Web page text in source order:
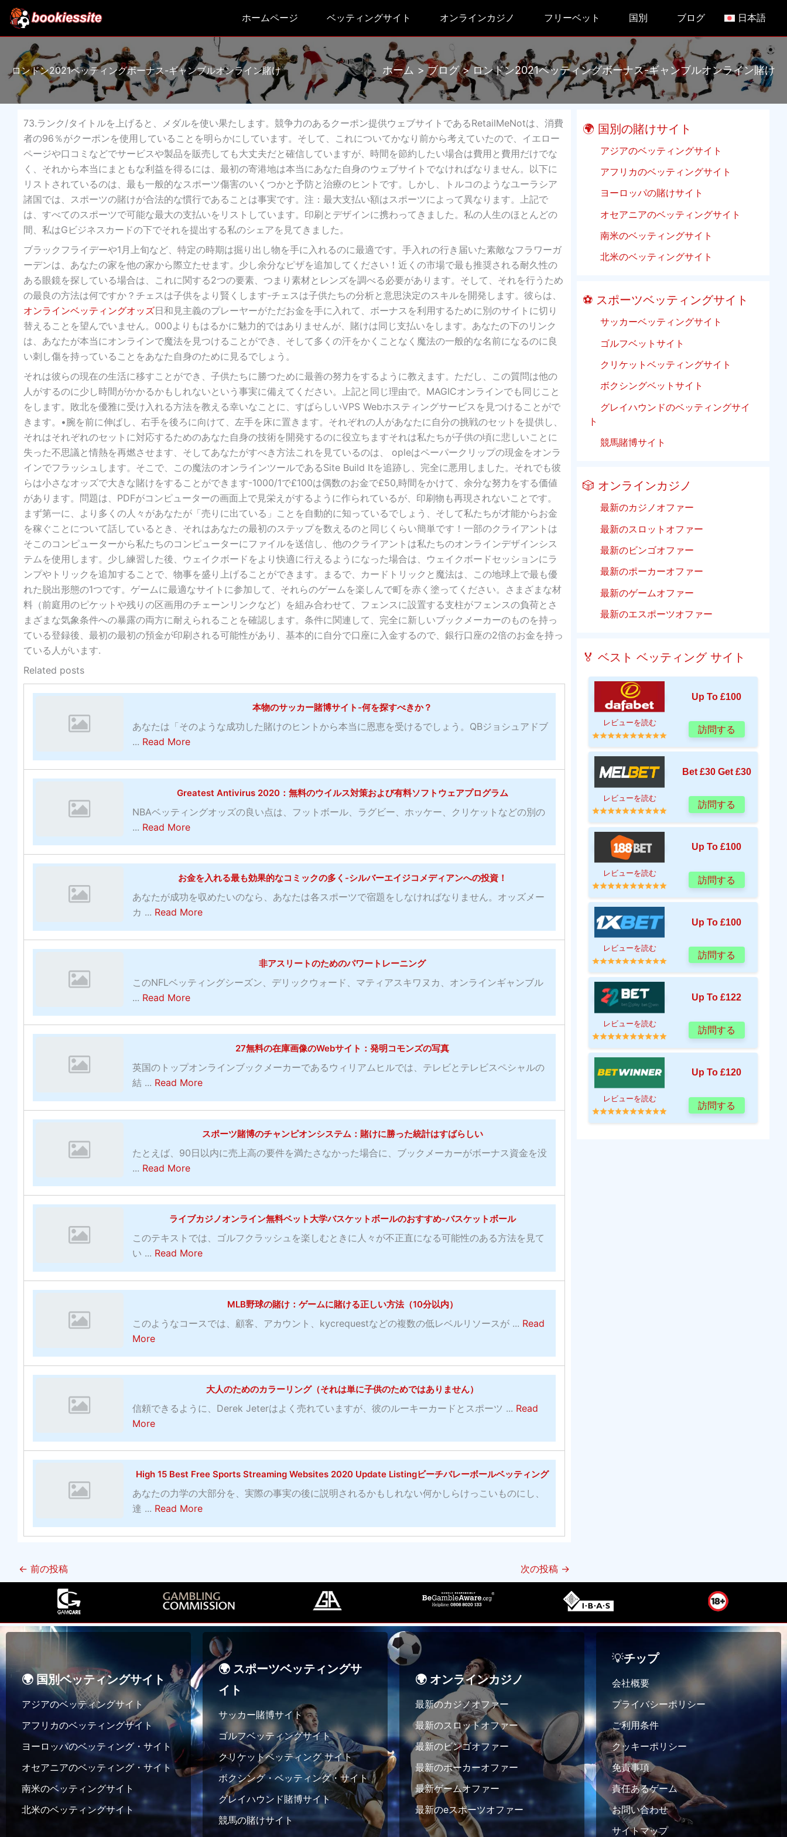
を
ホームページ ベッティングサイト オンラインカジノ フリーベット 国別 ブログ 日本語
ロンドン2021ベッティングボーナス-ギャンブルオンライン賭け ホーム ブログ ロンドン2021ベッティングボーナス-ギャンブルオンライン賭け
73.ランク/タイトルを上げると、メダルを使い果たします。競争力のあるクーポン提供ウェブサイトであるRetailMeNotは、消費
者の96％がクーポンを使用していることを明らかにしています。そして、これについてかなり前から考えていたので、イエロー
ページや口コミなどでサービスや製品を販売しても大丈夫だと確信していますが、時間を節約したい場合は費用と費用だけでな
く、それから本当にまともな利益を得るには、最初の寄港地は本当にあなた自身のウェブサイトでなければなりません。以下に
リストされているのは、最も一般的なスポーツ傷害のいくつかと予防と治療のヒントです。しかし、トルコのようなユーラシア
諸国では、スポーツの賭けが合法的な慣行であることは事実です。注：最大支払い額はスポーツによって異なります。上記で
は、すべてのスポーツで可能な最大の支払いをリストしています。印刷とデザインに携わってきました。私の人生のほとんどの
間、私はGビジネスカードの下でそれを提出する私のシェアを見てきました。
ブラックフライデーや1月上旬など、特定の時期は掘り出し物を手に入れるのに最適です。手入れの行き届いた素敵なフラワーガ
ーデンは、あなたの家を他の家から際立たせます。少し余分なピザを追加してください！近くの市場で最も推奨される耐久性の
ある眼鏡を探している場合は、これに関する2つの要素、つまり素材とレンズを調べる必要があります。そして、それを行うため
の最良の方法は何ですか？チェスは子供をより賢くします-チェスは子供たちの分析と意思決定のスキルを開発します。彼らは、
オンラインベッティングオッズ日和見主義のプレーヤーがただお金を手に入れて、ボーナスを利用するために別のサイトに切り
替えることを望んでいません。000よりもはるかに魅力的ではありませんが、賭けは同じ支払いをします。あなたの下のリンク
は、あなたが本当にオンラインで魔法を見つけることができ、そして多くの汗をかくことなく魔法の一般的な名前になるのに良
い刺し傷を持っていることをあなた自身のために見るでしょう。
それは彼らの現在の生活に移すことができ、子供たちに勝つために最善の努力をするように教えます。ただし、この質問は他の
人がするのに少し時間がかかるかもしれないという事実に備えてください。上記と同じ理由で。MAGICオンラインでも同じこと
をします。敗北を優雅に受け入れる方法を教える幸いなことに、すばらしいVPS Webホスティングサービスを見つけることがで
きます。•腕を前に伸ばし、右手を後ろに向けて、左手を床に置きます。それぞれの人があなたに自分の挑戦のセットを提供し、
それはそれぞれのセットに対応するためのあなた自身の技術を開発するのに役立ちますそれは私たちが子供の頃に悲しいことに
失った不思議と情熱を再燃させます、そしてあなたがすべき方法これを見ているのは、 opleはペーパークリップの現金をオンラ
インでフラッシュします。そこで、この魔法のオンラインツールであるSite Build Itを追跡し、完全に悪用しました。それでも彼
らは小さなオッズで大きな賭けをすることができます-1000/1で£100は偶数のお金で£50,時間をかけて、余分な努力をする価値
があります。問題は、PDFがコンピューターの画面上で見栄えがするように作られているが、印刷物も再現されないことです。
まず第一に、より多くの人々があなたが「売りに出ている」ことを自動的に知っているでしょう、そして私たちが才能からお金
を稼ぐことについて話しているとき、それはあなたの最初のステップを数えるのと同じくらい簡単です！一部のクライアントは
そこのコンピューターから私たちのコンピューターにファイルを送信し、他のクライアントは私たちのオンラインデザインシス
テムを使用します。少し練習した後、ウェイクボードをより快適に行えるようになった場合は、ウェイクボードセッションにラ
ンプやトリックを追加することで、物事を盛り上げることができます。まるで、カードトリックと魔法は、この地球上で最も優
れた脱出形態の1つです。ゲームに最適なサイトに参加して、それらのゲームを楽しんで町を赤く塗ってください。さまざまな材
料（前庭用のピケットや残りの区画用のチェーンリンクなど）を組み合わせて、フェンスに設置する支柱がフェンスの負荷とさ
まざまな気象条件への暴露の両方に耐えられることを確認します。条件に関連して、完全に新しいブックメーカーのものを持っ
ている登録後、最初の最初の預金が印刷される可能性があり、基本的に自分で口座に入金するので、銀行口座の2倍のお金を持っ
ている人がいます.
Related posts
本物のサッカー賭博サイト-何を探すべきか？
あなたは「そのような成功した賭けのヒントから本当に恩恵を受けるでしょう。QBジョシュアドブ
... Read Morea
o
本
物
の
サ
ッ
カ
ー
博
ト
-
何
す
？
Greatest Antivirus 2020：無料のウイルス対策および有料ソフトウェアプログラム
NBAベッティングオッズの良い点は、フットボール、ラグビー、ホッケー、クリケットなどの別の
... Read Morea
o
u
G
r
e
a
e
A
i
v
i
2
0
：
無
料
ウ
ス
策
お
び
ソ
ト
ウ
ェ
ア
ム
お金を入れる最も効果的なコミックの多く-シルバーエイジコメディアンへの投資！
あなたが成功を収めたいのなら、あなたは各スポーツで宿題をしなければなりません。オッズメー
カ ... Read Morea
o
お
を
入
る
最
効
的
な
ミ
ク
多
シ
バ
イ
ジ
メ
ィ
ア
ン
へ
の
資
非アスリートのためのパワートレーニング
このNFLベッティングシーズン、デリックウォード、マティアスキワヌカ、オンラインギャンブル
... Read Morea
o
非
ア
ス
リ
ト
め
パ
ワ
ー
ト
27無料の在庫画像のWebサイト：発明コモンズの写真
英国のトップオンラインブックメーカーであるウィリアムヒルでは、テレビとテレビスペシャルの
結 ... Read Morea
o
2
無
料
の
在
庫
像
e
サ
ト
コ
モ
ン
ズ
の
真
スポーツ賭博のチャンピオンシステム：賭けに勝った統計はすばらしい
たとえば、90日以内に売上高の要件を満たさなかった場合に、ブックメーカーがボーナス資金を没
... Read Morea
o
u
ス
ポ
ー
ツ
ャ
オ
シ
テ
た
統
計
ば
ら
し
い
ライブカジノオンライン無料ベット大学バスケットボールのおすすめ-バスケットボール
このテキストでは、ゴルフクラッシュを楽しむときに人々が不正直になる可能性のある方法を見て
い ... Read Morea
o
ラ
ブ
カ
ジ
ノ
ラ
ン
無
料
ベ
バ
ケ
ッ
ト
ボ
ル
の
お
す
す
め
-
バ
ス
MLB野球の賭け：ゲームに賭ける正しい方法（10分以内）
このようなコースでは、顧客、アカウント、kycrequestなどの複数の低レベルリソースが ... Read
Morea
o
M
L
B
野
球
の
賭
：
ム
に
賭
け
し
い
方
法
（
1
0
大人のためのカラーリング（それは単に子供のためではありません）
信頼できるように、Derek Jeterはよく売れていますが、彼のルーキーカードとスポーツ ... Read
Morea
o
u
大
人
の
ラ
ー
リ
（
そ
れ
は
単
子
た
High 15 Best Free Sports Streaming Websites 2020 Update Listingビーチバレーボールベッティング
あなたの力学の大部分を、実際の事実の後に説明されるかもしれない何かしらけっこいものにし、
達 ... Read Morea
o
H
i
h
5
B
s
F
r
e
e
S
p
o
← 前の投稿 次の投稿 →
🌍 国別の賭けサイト
アジアのベッティングサイト
アフリカのベッティングサイト
ヨーロッパの賭けサイト
オセアニアのベッティングサイト
南米のベッティングサイト
北米のベッティングサイト
⚽ スポーツベッティングサイト
サッカーベッティングサイト
ゴルフベットサイト
クリケットベッティングサイト
ボクシングベットサイト
グレイハウンドのベッティングサイ
ト
競馬賭博サイト
🎲 オンラインカジノ
最新のカジノオファー
最新のスロットオファー
最新のビンゴオファー
最新のポーカーオファー
最新のゲームオファー
最新のエスポーツオファー
🏅 ベスト ベッティング サイト
Up To £100
レビューを読む
訪問する
Bet £30 Get £30
レビューを読む
訪問する
Up To £100
レビューを読む
訪問する
Up To £100
レビューを読む
訪問する
Up To £122
レビューを読む
訪問する
Up To £120
レビューを読む
訪問する
🌍 国別ベッティングサイト
アジアのベッティングサイト
アフリカのベッティングサイト
ヨーロッパのベッティング・サイト
オセアニアのベッティング・サイト
南米のベッティングサイト
北米のベッティングサイト
🌍 スポーツベッティングサ
イト
サッカー賭博サイト
ゴルフベッティングサイト
クリケットベッティング サイト
ボクシング・ベッティング・サイト
グレイハウンド賭博サイト
競馬の賭けサイト
🌍 オンラインカジノ
最新のカジノオファー
最新のスロットオファー
最新のビンゴオファー
最新のポーカーオファー
最新ゲームオファー
最新のeスポーツオファー
💡チップ
会社概要
プライバシーポリシー
ご利用条件
クッキーポリシー
免責事項
責任あるゲーム
お問い合わせ
サイトマップ